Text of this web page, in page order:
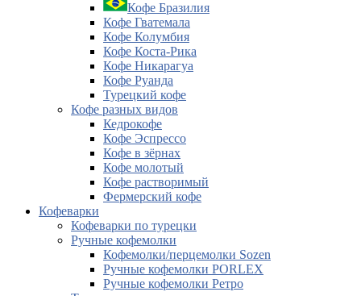
Кофе Бразилия
Кофе Гватемала
Кофе Колумбия
Кофе Коста-Рика
Кофе Никарагуа
Кофе Руанда
Турецкий кофе
Кофе разных видов
Кедрокофе
Кофе Эспрессо
Кофе в зёрнах
Кофе молотый
Кофе растворимый
Фермерский кофе
Кофеварки
Кофеварки по турецки
Ручные кофемолки
Кофемолки/перцемолки Sozen
Ручные кофемолки PORLEX
Ручные кофемолки Ретро